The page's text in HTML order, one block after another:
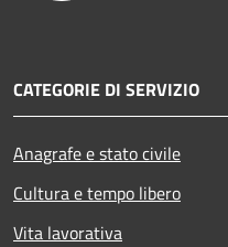
CATEGORIE DI SERVIZIO
Anagrafe e stato civile
Cultura e tempo libero
Vita lavorativa